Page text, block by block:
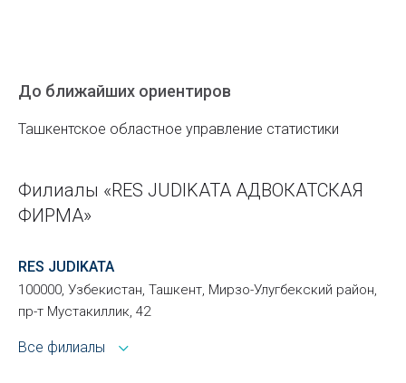
До ближайших ориентиров
Ташкентское областное управление статистики
Филиалы «RES JUDIKATA АДВОКАТСКАЯ
ФИРМА»
RES JUDIKATA
100000, Узбекистан, Ташкент, Мирзо-Улугбекский район,
пр-т Мустакиллик, 42
Все филиалы